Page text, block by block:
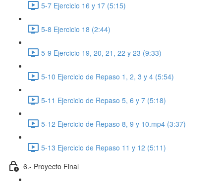
5-7 Ejercicio 16 y 17 (5:15)
5-8 Ejercicio 18 (2:44)
5-9 Ejercicio 19, 20, 21, 22 y 23 (9:33)
5-10 Ejercicio de Repaso 1, 2, 3 y 4 (5:54)
5-11 Ejercicio de Repaso 5, 6 y 7 (5:18)
5-12 Ejercicio de Repaso 8, 9 y 10.mp4 (3:37)
5-13 Ejercicio de Repaso 11 y 12 (5:11)
6.- Proyecto Final